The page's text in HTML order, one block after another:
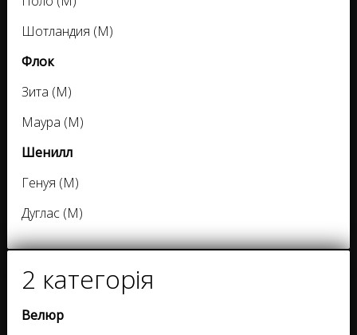
Шотландия (M)
Флок
Зита (M)
Маура (M)
Шенилл
Генуя (M)
Дуглас (M)
2 категорія
Велюр